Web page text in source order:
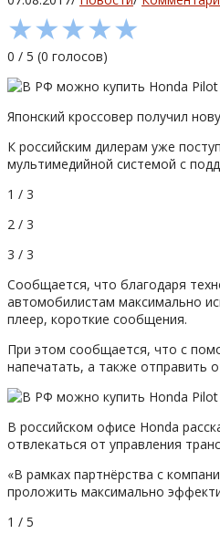
★★★★★
0 / 5 (0 голосов)
Японский кроссовер получил
К российским дилерам уже
мультимедийной системой с
1 / 3
2 / 3
3 / 3
Сообщается, что благодаря
автомобилистам максимально
плеер, короткие сообщения.
При этом сообщается, что с
напечатать, а также отправить
В российском офисе Honda
отвлекаться от управления
«В рамках партнёрства с
проложить максимально
1 / 5